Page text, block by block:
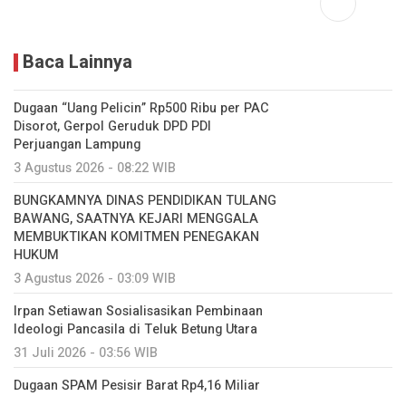
Baca Lainnya
Dugaan “Uang Pelicin” Rp500 Ribu per PAC
Disorot, Gerpol Geruduk DPD PDI
Perjuangan Lampung
3 Agustus 2026 - 08:22 WIB
BUNGKAMNYA DINAS PENDIDIKAN TULANG
BAWANG, SAATNYA KEJARI MENGGALA
MEMBUKTIKAN KOMITMEN PENEGAKAN
HUKUM
3 Agustus 2026 - 03:09 WIB
Irpan Setiawan Sosialisasikan Pembinaan
Ideologi Pancasila di Teluk Betung Utara
31 Juli 2026 - 03:56 WIB
Dugaan SPAM Pesisir Barat Rp4,16 Miliar